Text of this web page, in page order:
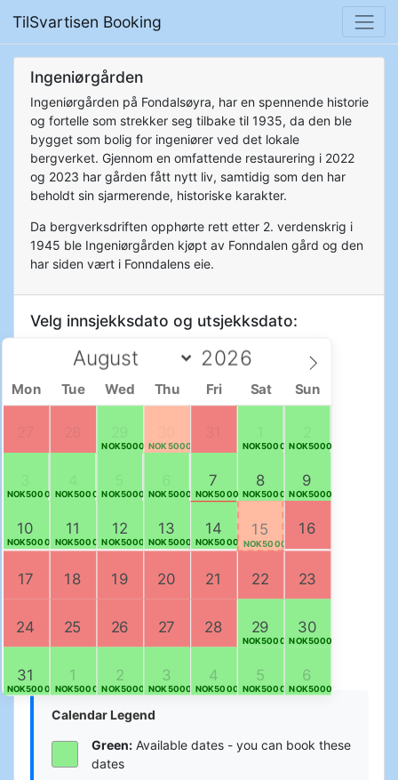
TilSvartisen Booking
Ingeniørgården
Ingeniørgården på Fondalsøyra, har en spennende historie
og fortelle som strekker seg tilbake til 1935, da den ble
bygget som bolig for ingeniører ved det lokale
bergverket. Gjennom en omfattende restaurering i 2022
og 2023 har gården fått nytt liv, samtidig som den har
beholdt sin sjarmerende, historiske karakter.
Da bergverksdriften opphørte rett etter 2. verdenskrig i
1945 ble Ingeniørgården kjøpt av Fonndalen gård og den
har siden vært i Fonndalens eie.
Velg innsjekksdato og utsjekksdato:
Mon Tue Wed Thu Fri Sat Sun
NOK5000 NOK5000 NOK5000 NOK5000
NOK5000 NOK5000 NOK5000 NOK5000
7
NOK5000
8
NOK5000
9
NOK5000
10
NOK5000
11
NOK5000
12
NOK5000
13
NOK5000
14
NOK5000
15
NOK5000
16
17 18 19 20 21 22 23
24 25 26 27 28 29
NOK5000
30
NOK5000
31
NOK5000
1
NOK5000
2
NOK5000
3
NOK5000
4
NOK5000
5
NOK5000
6
NOK5000
Calendar Legend
Green:Available dates - you can book these
dates